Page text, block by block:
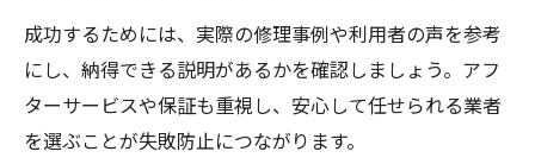
成功するためには、実際の修理事例や利用者の声を参考
にし、納得できる説明があるかを確認しましょう。アフ
ターサービスや保証も重視し、安心して任せられる業者
を選ぶことが失敗防止につながります。